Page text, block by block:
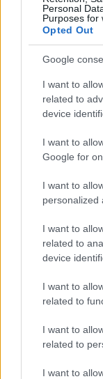
Personal
Purposes for
Opted Out
Google
I want to
related to
device
I want to
Google for
I want to
personalized
I want to
related to
device
I want to
related to
I want to
related to
I want to
Jūrā pie
krīzes
spējas;
steidz palīgā